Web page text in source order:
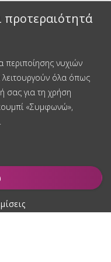
προτεραιότητά
περιποίησης νυχιών
λειτουργούν όλα όπως
σας για τη χρήση
«Συμφωνώ»,